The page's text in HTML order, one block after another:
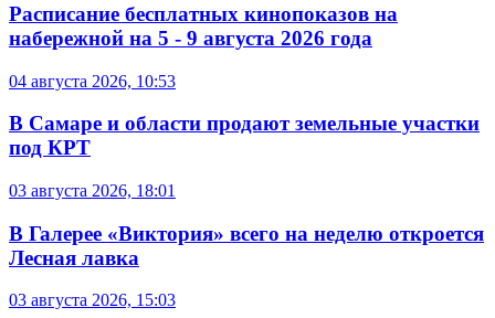
Расписание бесплатных кинопоказов на
набережной на 5 - 9 августа 2026 года
04 августа 2026, 10:53
В Самаре и области продают земельные участки
под КРТ
03 августа 2026, 18:01
В Галерее «Виктория» всего на неделю откроется
Лесная лавка
03 августа 2026, 15:03